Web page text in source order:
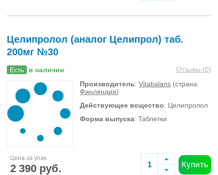
Целипролол (аналог Целипрол) таб.
200мг №30
Есть в наличии Отзывы (0)
Производитель: Vitabalans (страна:
Финляндия)
Действующее вещество: Целипролол
Форма выпуска: Таблетки
Цена за упак.
2 390 руб. Купить